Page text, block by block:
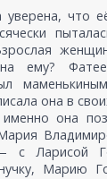
уверена, что
ему?
она в
она
с Ларисой
Марию